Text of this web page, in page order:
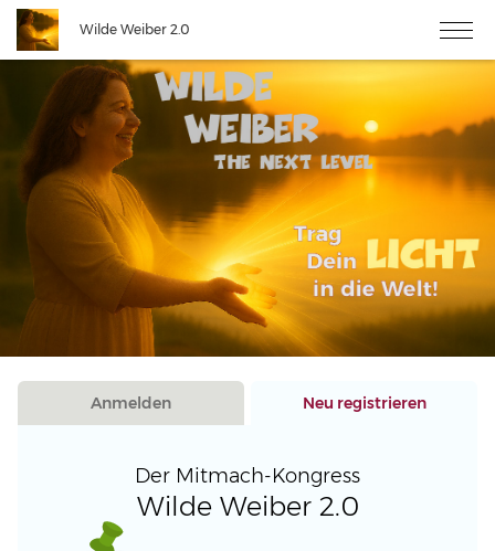
Wilde Weiber 2.0
Anmelden Neu registrieren
Der Mitmach-Kongress
Wilde Weiber 2.0